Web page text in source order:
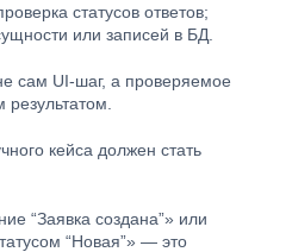
статусов ответов;
или записей в БД.
сам UI-шаг, а проверяемое
кейса должен стать
“Заявка создана”» или
“Новая”» — это